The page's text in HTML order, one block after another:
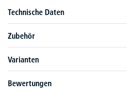
Technische Daten
Zubehör
Varianten
Bewertungen